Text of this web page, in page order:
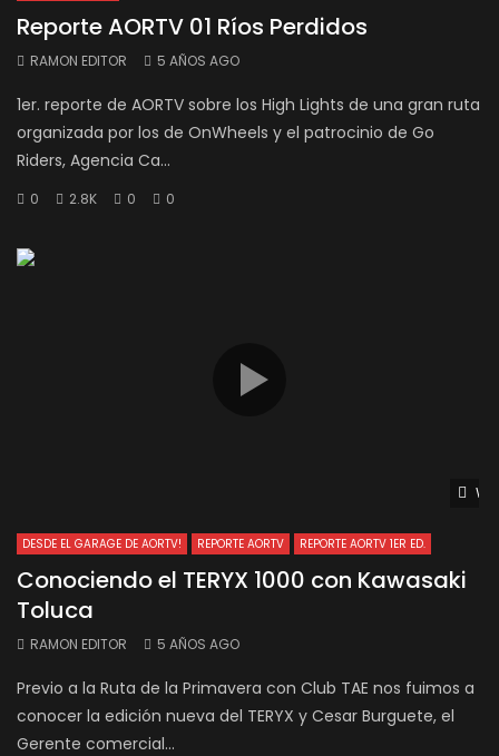
Reporte AORTV 01 Ríos Perdidos
RAMON EDITOR 5 AÑOS AGO
1er. reporte de AORTV sobre los High Lights de una gran ruta
organizada por los de OnWheels y el patrocinio de Go
Riders, Agencia Ca...
0 2.8K 0 0
DESDE EL GARAGE DE AORTV! REPORTE AORTV REPORTE AORTV 1ER ED.
Conociendo el TERYX 1000 con Kawasaki
Toluca
RAMON EDITOR 5 AÑOS AGO
Previo a la Ruta de la Primavera con Club TAE nos fuimos a
conocer la edición nueva del TERYX y Cesar Burguete, el
Gerente comercial...